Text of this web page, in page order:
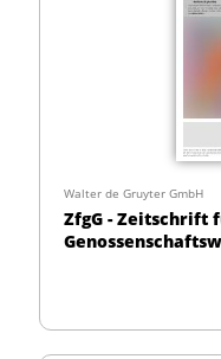
Walter de Gruyter GmbH
ZfgG - Zeitschrift